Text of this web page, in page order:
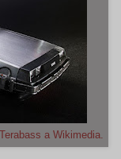
Terabass a Wikimedia.